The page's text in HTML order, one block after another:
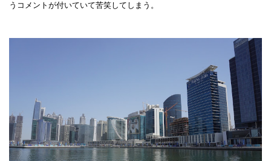
うコメントが付いていて苦笑してしまう。